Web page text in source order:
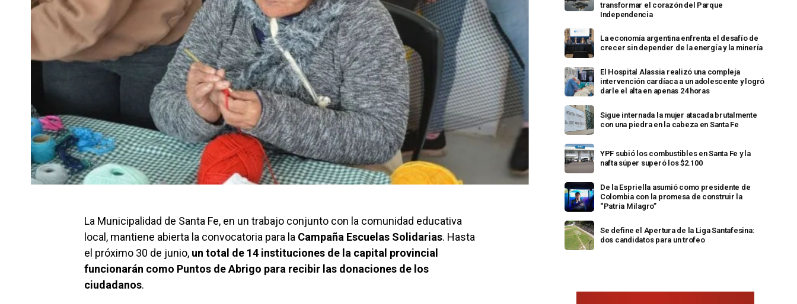
La Municipalidad de Santa Fe, en un trabajo conjunto con la comunidad educativa
local, mantiene abierta la convocatoria para la Campaña Escuelas Solidarias. Hasta
el próximo 30 de junio, un total de 14 instituciones de la capital provincial
funcionarán como Puntos de Abrigo para recibir las donaciones de los
ciudadanos.
transformar el corazón del Parque
Independencia
La economía argentina enfrenta el desafío de
crecer sin depender de la energía y la minería
El Hospital Alassia realizó una compleja
intervención cardíaca a un adolescente y logró
darle el alta en apenas 24 horas
Sigue internada la mujer atacada brutalmente
con una piedra en la cabeza en Santa Fe
YPF subió los combustibles en Santa Fe y la
nafta súper superó los $2.100
De la Espriella asumió como presidente de
Colombia con la promesa de construir la
“Patria Milagro”
Se define el Apertura de la Liga Santafesina:
dos candidatos para un trofeo